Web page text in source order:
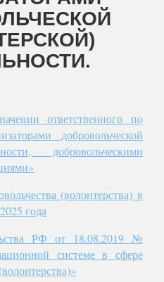
ответственного по
добровольческой
добровольческими
(волонтерства) в
года
РФ от 18.08.2019 №
системе в сфере